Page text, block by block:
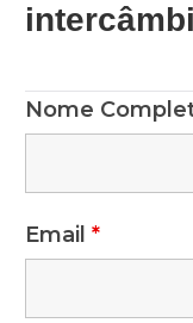
Nome
Email *